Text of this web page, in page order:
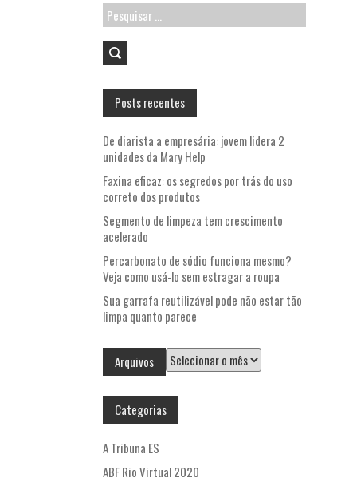
Pesquisar
por:
Posts recentes
De diarista a empresária: jovem lidera 2
unidades da Mary Help
Faxina eficaz: os segredos por trás do uso
correto dos produtos
Segmento de limpeza tem crescimento
acelerado
Percarbonato de sódio funciona mesmo?
Veja como usá-lo sem estragar a roupa
Sua garrafa reutilizável pode não estar tão
limpa quanto parece
Arquivos Arquivos
Categorias
A Tribuna ES
ABF Rio Virtual 2020